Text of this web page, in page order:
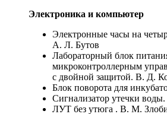
Электроника и компьютер
Электронные часы на
А. Л. Бутов
Лабораторный блок
микроконтроллерным
с двойной защитой. В. Д.
Блок поворота для
Сигнализатор утечки
ЛУТ без утюга . В. М.